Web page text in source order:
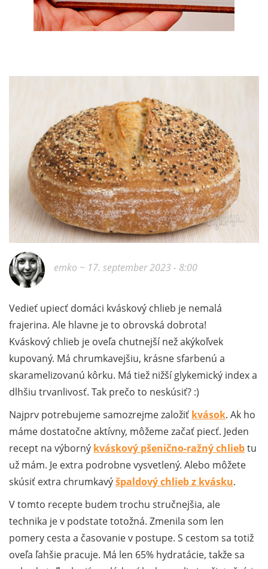
emko ~ 17. september 2023 - 8:00
Vedieť upiecť domáci kváskový chlieb je nemalá
frajerina. Ale hlavne je to obrovská dobrota!
Kváskový chlieb je oveľa chutnejší než akýkoľvek
kupovaný. Má chrumkavejšiu, krásne sfarbenú a
skaramelizovanú kôrku. Má tiež nižší glykemický index a
dlhšiu trvanlivosť. Tak prečo to neskúsiť? :)
Najprv potrebujeme samozrejme založiť kvások. Ak ho
máme dostatočne aktívny, môžeme začať piecť. Jeden
recept na výborný kváskový pšenično-ražný chliebtu
už mám. Je extra podrobne vysvetlený. Alebo môžete
skúsiť extra chrumkavýšpaldový chlieb z kvásku.
V tomto recepte budem trochu stručnejšia, ale
technika je v podstate totožná. Zmenila som len
pomery cesta a časovanie v postupe. S cestom sa totiž
oveľa ľahšie pracuje. Má len 65% hydratácie, takže sa